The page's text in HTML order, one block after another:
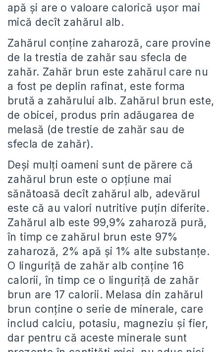
apă și are o valoare calorică ușor mai
mică decît zahărul alb.
Zahărul conține zaharoză, care provine
de la trestia de zahăr sau sfecla de
zahăr. Zahăr brun este zahărul care nu
a fost pe deplin rafinat, este forma
brută a zahărului alb. Zahărul brun este,
de obicei, produs prin adăugarea de
melasă (de trestie de zahăr sau de
sfecla de zahăr).
Deși mulți oameni sunt de părere că
zahărul brun este o opțiune mai
sănătoasă decît zahărul alb, adevărul
este că au valori nutritive puțin diferite.
Zahărul alb este 99,9% zaharoză pură,
în timp ce zahărul brun este 97%
zaharoză, 2% apă și 1% alte substanțe.
O linguriță de zahăr alb conține 16
calorii, în timp ce o linguriță de zahăr
brun are 17 calorii. Melasa din zahărul
brun conține o serie de minerale, care
includ calciu, potasiu, magneziu și fier,
dar pentru că aceste minerale sunt